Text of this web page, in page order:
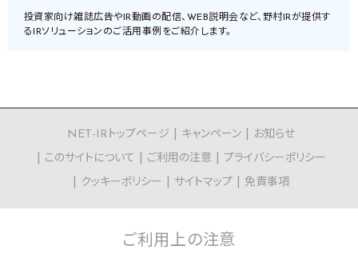
投資家向け雑誌広告やIR動画の配信、WEB説明会など、野村IRが提供す
るIRソリューションのご活用事例をご紹介します。
NET-IRトップページ キャンペーン
お知らせ
このサイトについて
ご利用の注意
プライバシーポリシー
クッキーポリシー
サイトマップ 免責事項
ご利用上の注意